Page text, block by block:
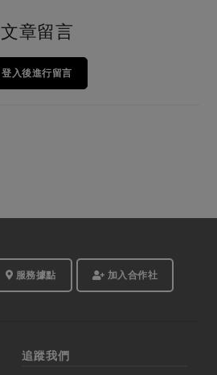
文章留言
登入後進行留言
服務據點 加入合作社
追蹤我們